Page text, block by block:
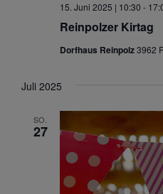
Reinpolzer Kirtag
15. Juni 2025 | 10:30 -
Dorfhaus Reinpolz3962
Juli 2025
SO.
27